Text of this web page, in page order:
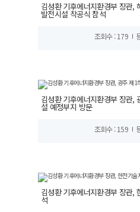
김성환 기후에너지환경부 장관,
발전시설 착공식 참석
조회수 : 179
김성환 기후에너지환경부 장관,
설 예정부지 방문
조회수 : 159
김성환 기후에너지환경부 장관,
석